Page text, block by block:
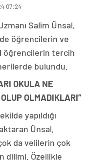
07:24
Salim Ünsal,
öğrencilerin ve
öğrencilerin tercih
bulundu.
OKULA NE
OLMADIKLARI”
yapıldığı
Ünsal,
da velilerin çok
dilimi. Özellikle